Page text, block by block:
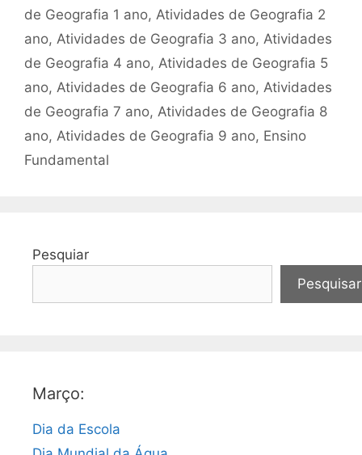
de Geografia 1 ano, Atividades de Geografia 2
ano, Atividades de Geografia 3 ano, Atividades
de Geografia 4 ano, Atividades de Geografia 5
ano, Atividades de Geografia 6 ano, Atividades
de Geografia 7 ano, Atividades de Geografia 8
ano, Atividades de Geografia 9 ano, Ensino
Fundamental
Pesquiar
Pesquisar
Março:
Dia da Escola